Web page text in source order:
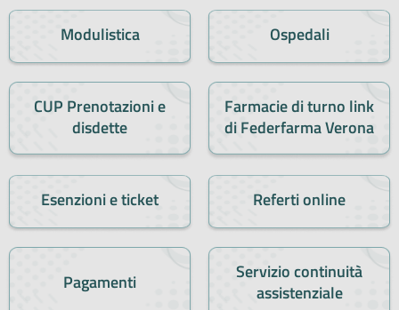
Modulistica Ospedali
CUP Prenotazioni e
disdette
Farmacie di turno link
di Federfarma Verona
Esenzioni e ticket Referti online
Pagamenti
Servizio continuità
assistenziale